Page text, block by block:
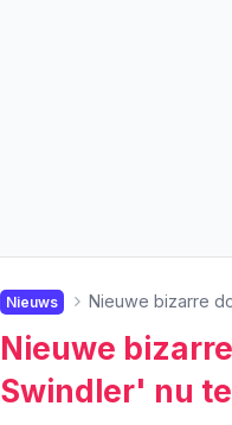
Nieuws Nieuwe bizarre
Nieuwe
Swindler' nu